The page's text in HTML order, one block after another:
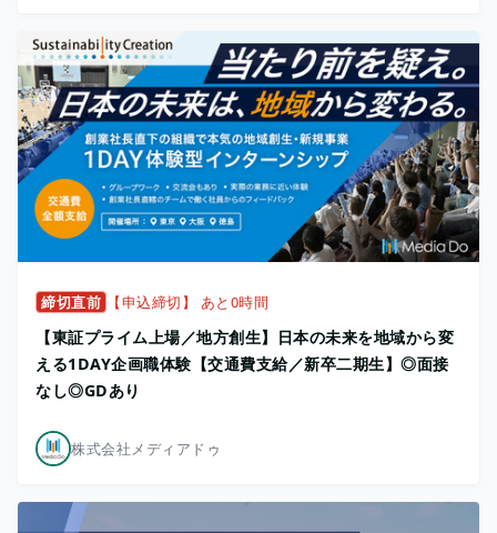
締切直前 【申込締切】 あと0時間
【東証プライム上場／地方創生】日本の未来を地域から変
える1DAY企画職体験【交通費支給／新卒二期生】◎面接
なし◎GDあり
株式会社メディアドゥ